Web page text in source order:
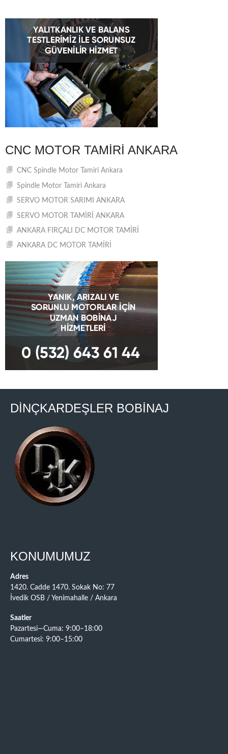
CNC MOTOR TAMIRI ANKARA
CNC Spindle Motor Tamiri Ankara
Spindle Motor Tamiri Ankara
SERVO MOTOR SARIMI ANKARA
SERVO MOTOR TAMİRİ ANKARA
ANKARA FIRÇALI DC MOTOR TAMİRİ
ANKARA DC MOTOR TAMİRİ
DİNÇKARDEŞLER BOBİNAJ
KONUMUMUZ
Adres
1420. Cadde 1470. Sokak No: 77
İvedik OSB / Yenimahalle / Ankara
Saatler
Pazartesi—Cuma: 9:00–18:00
Cumartesi: 9:00–15:00